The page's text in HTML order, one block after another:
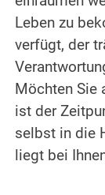
Leben zu
verfügt, der
Möchten Sie
ist der
selbst in die
liegt bei